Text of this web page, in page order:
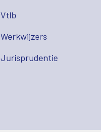
Vtlb
Werkwijzers
Jurisprudentie